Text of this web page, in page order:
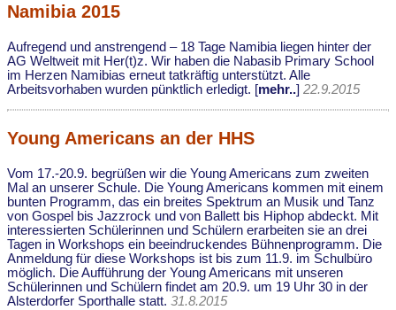
Namibia 2015
Aufregend und anstrengend – 18 Tage Namibia liegen hinter der
AG Weltweit mit Her(t)z. Wir haben die Nabasib Primary School
im Herzen Namibias erneut tatkräftig unterstützt. Alle
Arbeitsvorhaben wurden pünktlich erledigt. [mehr..] 22.9.2015
Young Americans an der HHS
Vom 17.-20.9. begrüßen wir die Young Americans zum zweiten
Mal an unserer Schule. Die Young Americans kommen mit einem
bunten Programm, das ein breites Spektrum an Musik und Tanz
von Gospel bis Jazzrock und von Ballett bis Hiphop abdeckt. Mit
interessierten Schülerinnen und Schülern erarbeiten sie an drei
Tagen in Workshops ein beeindruckendes Bühnenprogramm. Die
Anmeldung für diese Workshops ist bis zum 11.9. im Schulbüro
möglich. Die Aufführung der Young Americans mit unseren
Schülerinnen und Schülern findet am 20.9. um 19 Uhr 30 in der
Alsterdorfer Sporthalle statt. 31.8.2015